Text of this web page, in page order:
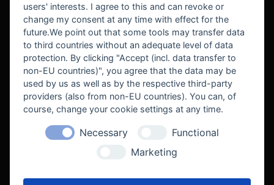
BEKANNT AUS
users' interests. I agree to this and can revoke or
change my consent at any time with effect for the
future.We point out that some tools may transfer data
to third countries without an adequate level of data
protection. By clicking "Accept (incl. data transfer to
non-EU countries)", you agree that the data may be
used by us as well as by the respective third-party
providers (also from non-EU countries). You can, of
course, change your cookie settings at any time.
Necessary
Functional
Marketing